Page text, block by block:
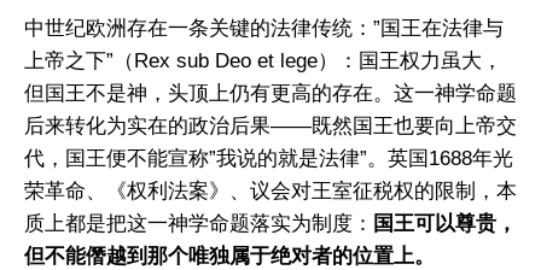
中世纪欧洲存在一条关键的法律传统：”国王在法律与
上帝之下”（Rex sub Deo et lege）：国王权力虽大，
但国王不是神，头顶上仍有更高的存在。这一神学命题
后来转化为实在的政治后果——既然国王也要向上帝交
代，国王便不能宣称”我说的就是法律”。英国1688年光
荣革命、《权利法案》、议会对王室征税权的限制，本
质上都是把这一神学命题落实为制度： 国王可以尊贵，
但不能僭越到那个唯独属于绝对者的位置上。